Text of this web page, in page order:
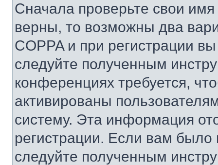
Сначала проверьте свои
верны, то возможны два
COPPA и при регистрации
следуйте полученным
конференциях требуется,
активированы
систему. Эта информация
регистрации. Если вам
следуйте полученным